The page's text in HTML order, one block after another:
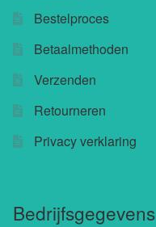
Buchu.de
Buchu.eu
Buchu.ch
Bestelproces
Betaalmethoden
Verzenden
Retourneren
Privacy verklaring
Bedrijfsgegevens